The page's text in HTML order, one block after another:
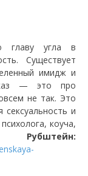
главу угла в
Существует
имидж и
— это про
не так. Это
и
коуча,